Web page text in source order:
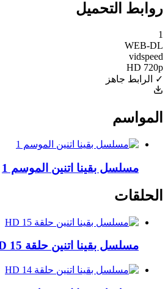
روابط التحميل
1
WEB-DL
vidspeed
HD 720p
✓ الرابط جاهز
المواسم
مسلسل بقينا اتنين الموسم 1
الحلقات
مسلسل بقينا اتنين حلقة 15 HD